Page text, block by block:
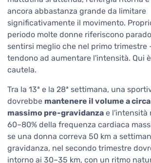
ancora abbastanza grande da limitare
significativamente il movimento.
periodo molte donne riferiscono
sentirsi meglio che nel primo trimestre
tendono ad aumentare l'intensità. Qui
cautela.
Tra la 13ª e la 28ª settimana, una
dovrebbe mantenere il volume a
massimo pre-gravidanza e l'intensità
60–80% della frequenza cardiaca
se una donna correva 50 km a
gravidanza, nel secondo trimestre
intorno ai 30–35 km, con un ritmo